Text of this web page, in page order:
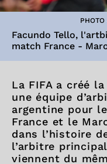
Facundo Tello,
match France -
La FIFA a créé
une équipe
argentine pour
France et le
dans l’histoire
l’arbitre
viennent du